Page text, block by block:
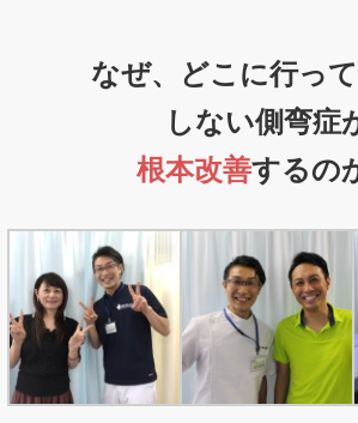
なぜ、どこに行っ
しない側弯症
根本改善するの